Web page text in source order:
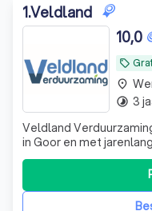
1.Veldland
local_offer
10,0
Veldland
in Goor en met
uitgebreid scala aan
place
timelapse 3